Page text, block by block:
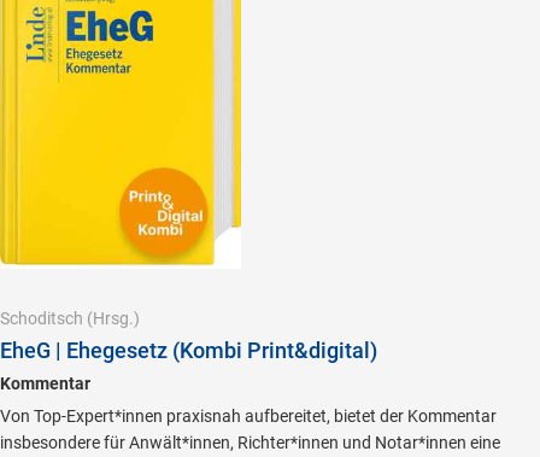
Schoditsch (Hrsg.)
EheG | Ehegesetz (Kombi Print&digital)
Kommentar
Von Top-Expert*innen praxisnah aufbereitet, bietet der Kommentar
insbesondere für Anwält*innen, Richter*innen und Notar*innen eine